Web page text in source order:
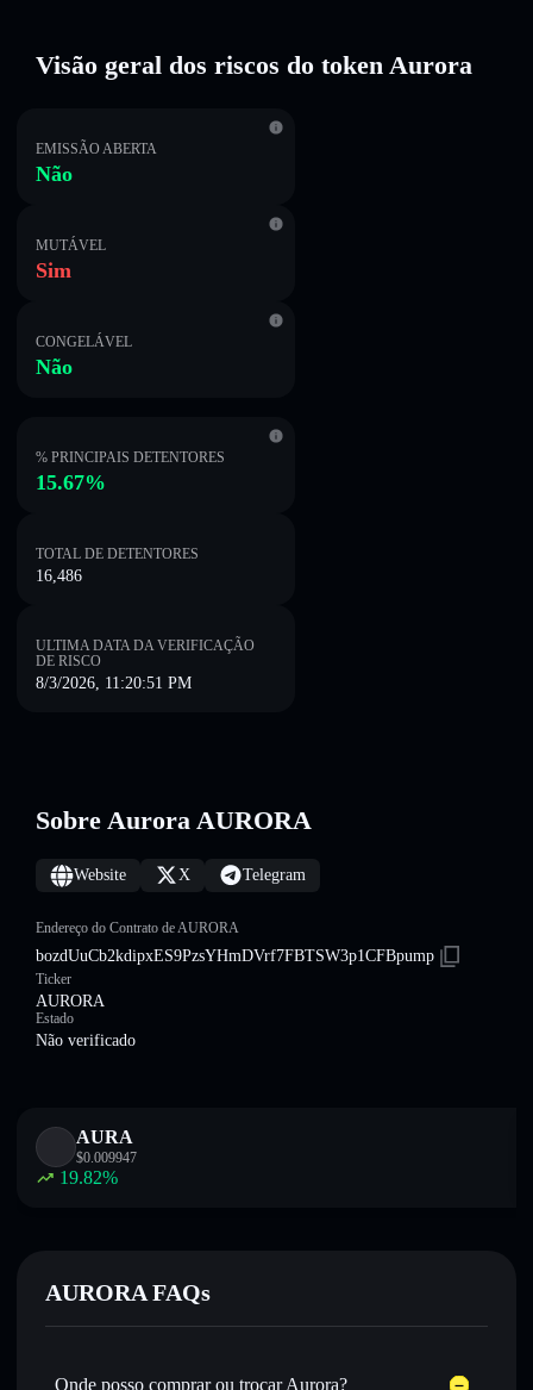
Visão geral dos riscos do token Aurora
EMISSÃO ABERTA
Não
MUTÁVEL
Sim
CONGELÁVEL
Não
% PRINCIPAIS DETENTORES
15.67%
TOTAL DE DETENTORES
16,486
ULTIMA DATA DA VERIFICAÇÃO
DE RISCO
8/3/2026, 11:20:51 PM
Sobre Aurora AURORA
Website X Telegram
Endereço do Contrato de AURORA
bozdUuCb2kdipxES9PzsYHmDVrf7FBTSW3p1CFBpump
Ticker
AURORA
Estado
Não verificado
AURA
$0.009947
19.82%
AURORA FAQs
Onde posso comprar ou trocar Aurora?